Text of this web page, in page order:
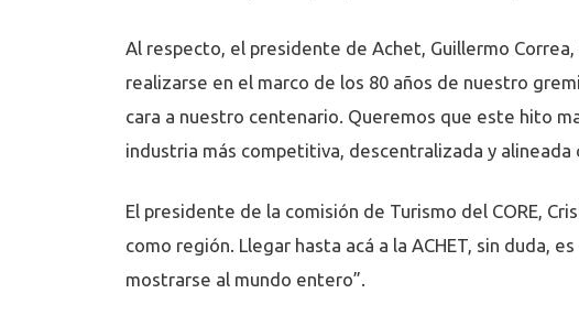
Al respecto, el presidente de Achet, Guillermo
realizarse en el marco de los 80 años de nuestro
cara a nuestro centenario. Queremos que este hito
industria más competitiva, descentralizada y alineada
El presidente de la comisión de Turismo del CORE,
como región. Llegar hasta acá a la ACHET, sin duda,
mostrarse al mundo entero”.